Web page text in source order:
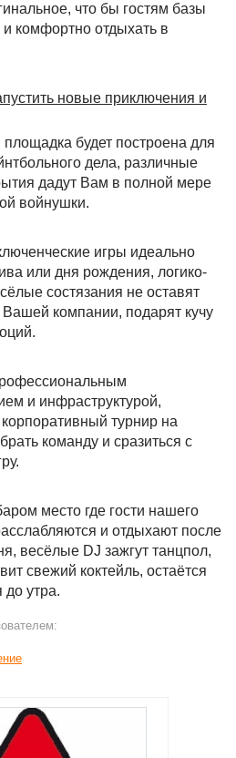
что бы гостям базы
комфортно отдыхать в
новые приключения и
будет построена для
дела, различные
дадут Вам в полной мере
войнушки.
игры идеально
или дня рождения, логико-
состязания не оставят
компании, подарят кучу
и инфраструктурой,
турнир на
команду и сразиться с
место где гости нашего
и отдыхают после
весёлые DJ зажгут танцпол,
свежий коктейль, остаётся
до утра.